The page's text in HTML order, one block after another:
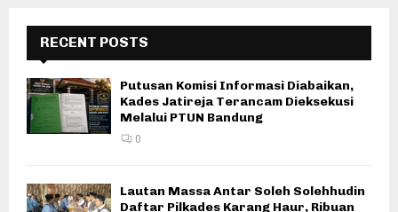
RECENT POSTS
Putusan Komisi Informasi Diabaikan,
Kades Jatireja Terancam Dieksekusi
Melalui PTUN Bandung
0
Lautan Massa Antar Soleh Solehhudin
Daftar Pilkades Karang Haur, Ribuan